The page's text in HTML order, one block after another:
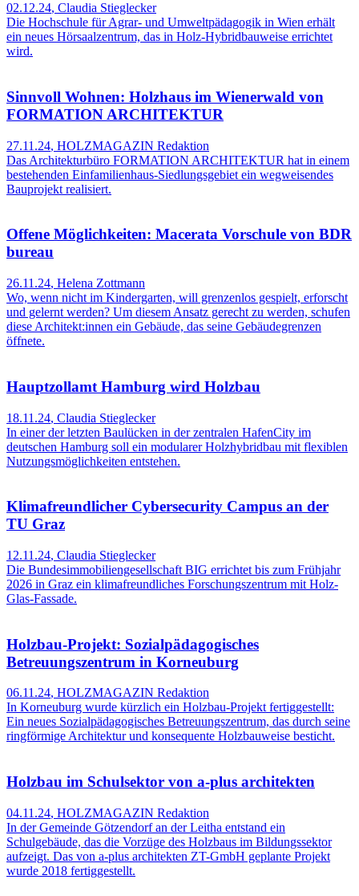
02.12.24, Claudia Stieglecker
Die Hochschule für Agrar- und Umweltpädagogik in Wien erhält
ein neues Hörsaalzentrum, das in Holz-Hybridbauweise errichtet
wird.
Sinnvoll Wohnen: Holzhaus im Wienerwald von
FORMATION ARCHITEKTUR
27.11.24, HOLZMAGAZIN Redaktion
Das Architekturbüro FORMATION ARCHITEKTUR hat in einem
bestehenden Einfamilienhaus-Siedlungsgebiet ein wegweisendes
Bauprojekt realisiert.
Offene Möglichkeiten: Macerata Vorschule von BDR
bureau
26.11.24, Helena Zottmann
Wo, wenn nicht im Kindergarten, will grenzenlos gespielt, erforscht
und gelernt werden? Um diesem Ansatz gerecht zu werden, schufen
diese Architekt:innen ein Gebäude, das seine Gebäudegrenzen
öffnete.
Hauptzollamt Hamburg wird Holzbau
18.11.24, Claudia Stieglecker
In einer der letzten Baulücken in der zentralen HafenCity im
deutschen Hamburg soll ein modularer Holzhybridbau mit flexiblen
Nutzungsmöglichkeiten entstehen.
Klimafreundlicher Cybersecurity Campus an der
TU Graz
12.11.24, Claudia Stieglecker
Die Bundesimmobiliengesellschaft BIG errichtet bis zum Frühjahr
2026 in Graz ein klimafreundliches Forschungszentrum mit Holz-
Glas-Fassade.
Holzbau-Projekt: Sozialpädagogisches
Betreuungszentrum in Korneuburg
06.11.24, HOLZMAGAZIN Redaktion
In Korneuburg wurde kürzlich ein Holzbau-Projekt fertiggestellt:
Ein neues Sozialpädagogisches Betreuungszentrum, das durch seine
ringförmige Architektur und konsequente Holzbauweise besticht.
Holzbau im Schulsektor von a-plus architekten
04.11.24, HOLZMAGAZIN Redaktion
In der Gemeinde Götzendorf an der Leitha entstand ein
Schulgebäude, das die Vorzüge des Holzbaus im Bildungssektor
aufzeigt. Das von a-plus architekten ZT-GmbH geplante Projekt
wurde 2018 fertiggestellt.